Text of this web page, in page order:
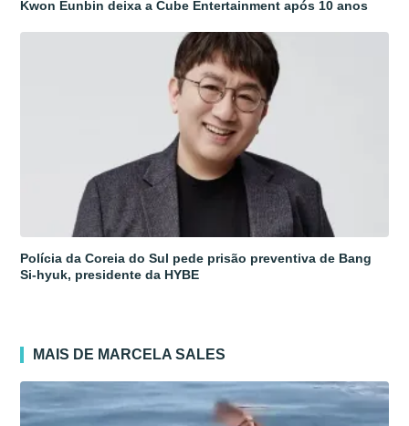
Kwon Eunbin deixa a Cube Entertainment após 10 anos
Polícia da Coreia do Sul pede prisão preventiva de Bang
Si-hyuk, presidente da HYBE
MAIS DE MARCELA SALES